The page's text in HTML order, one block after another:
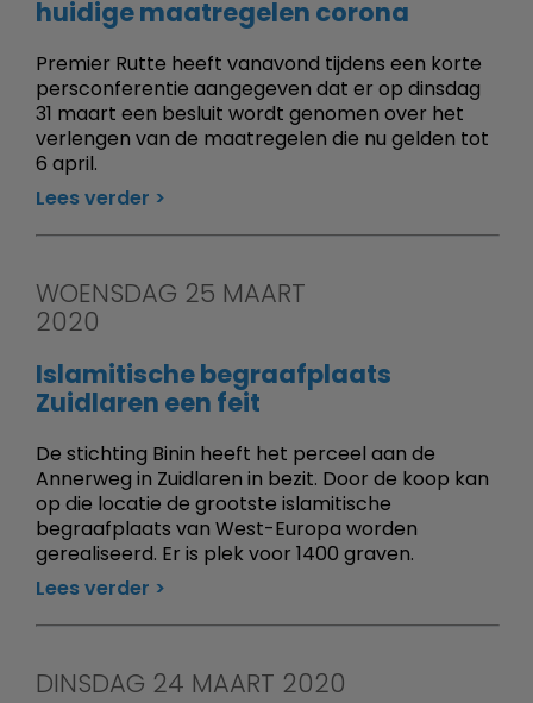
huidige maatregelen corona
Premier Rutte heeft vanavond tijdens een korte
persconferentie aangegeven dat er op dinsdag
31 maart een besluit wordt genomen over het
verlengen van de maatregelen die nu gelden tot
6 april.
Lees verder
WOENSDAG 25 MAART
2020
Islamitische begraafplaats
Zuidlaren een feit
De stichting Binin heeft het perceel aan de
Annerweg in Zuidlaren in bezit. Door de koop kan
op die locatie de grootste islamitische
begraafplaats van West-Europa worden
gerealiseerd. Er is plek voor 1400 graven.
Lees verder
DINSDAG 24 MAART 2020